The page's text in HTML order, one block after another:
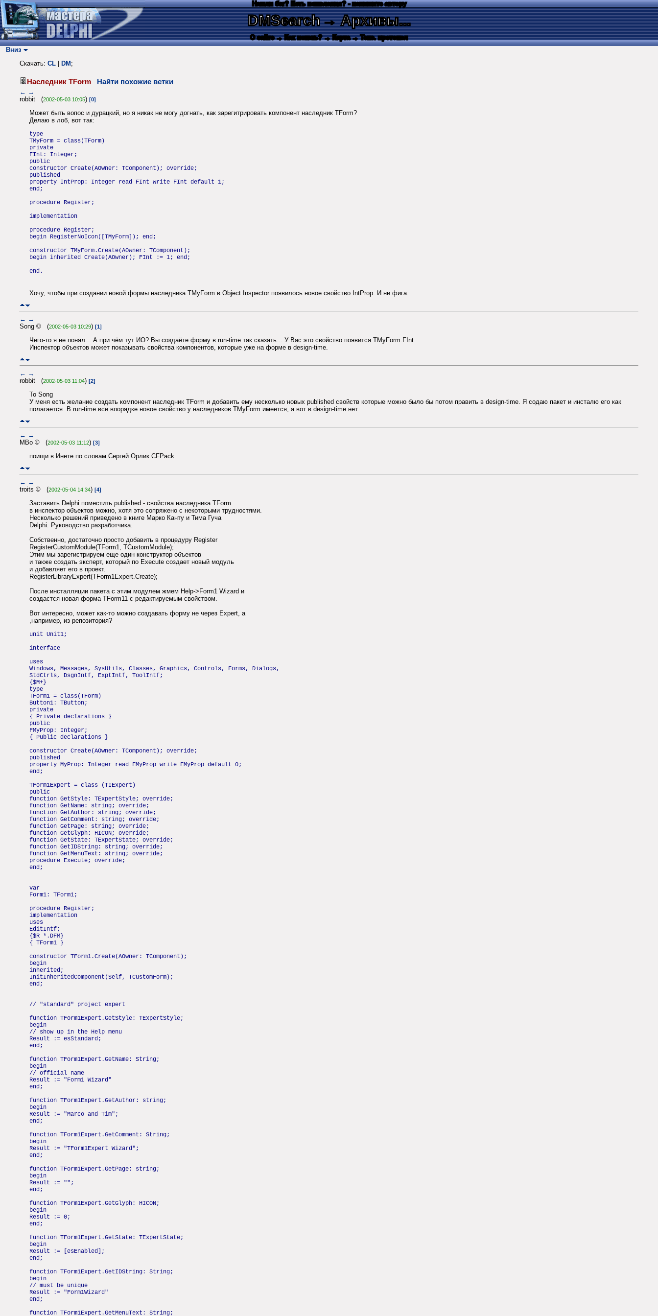
Нашли баг? Есть пожелания? - напишите автору
DMSearch→ Архивы...
О сайте → Как искать? → Карта → Текс. протокол
Вниз
Скачать: CL DM ;
Наследник TForm Найти похожие ветки
← →
robbit (2002-05-03 10:05) [0]
Может быть вопос и дурацкий, но я никак не могу догнать, как зарегитрировать компонент наследник TForm?
Делаю в лоб, вот так:
type
TMyForm = class(TForm)
private
FInt: Integer;
public
constructor Create(AOwner: TComponent); override;
published
property IntProp: Integer read FInt write FInt default 1;
end;
procedure Register;
implementation
procedure Register;
begin RegisterNoIcon([TMyForm]); end;
constructor TMyForm.Create(AOwner: TComponent);
begin inherited Create(AOwner); FInt := 1; end;
end.
Хочу, чтобы при создании новой формы наследника TMyForm в Object Inspector появилось новое свойство IntProp. И ни фига.
← →
Song © (2002-05-03 10:29) [1]
Чего-то я не понял... А при чём тут ИО? Вы создаёте форму в run-time так сказать... У Вас это свойство появится TMyForm.FInt
Инспектор объектов может показывать свойства компонентов, которые уже на форме в design-time.
← →
robbit (2002-05-03 11:04) [2]
To Song
У меня есть желание создать компонент наследник TForm и добавить ему несколько новых published свойств которые можно было бы потом править в design-time. Я содаю пакет и инсталю его как
полагается. В run-time все впорядке новое свойство у наследников TMyForm имеется, а вот в design-time нет.
← →
MBo © (2002-05-03 11:12) [3]
поищи в Инете по словам Сергей Орлик CFPack
← →
troits © (2002-05-04 14:34) [4]
Заставить Delphi поместить published - свойства наследника TForm
в инспектор объектов можно, хотя это сопряжено с некоторыми трудностями.
Несколько решений приведено в книге Марко Канту и Тима Гуча
Delphi. Руководство разработчика.
Собственно, достаточно просто добавить в процедуру Register
RegisterCustomModule(TForm1, TCustomModule);
Этим мы зарегистрируем еще один конструктор объектов
и также создать эксперт, который по Execute создает новый модуль
и добавляет его в проект.
RegisterLibraryExpert(TForm1Expert.Create);
После инсталляции пакета с этим модулем жмем Help->Form1 Wizard и
создастся новая форма TForm11 c редактируемым свойством.
Вот интересно, может как-то можно создавать форму не через Expert, а
,например, из репозитория?
unit Unit1;
interface
uses
Windows, Messages, SysUtils, Classes, Graphics, Controls, Forms, Dialogs,
StdCtrls, DsgnIntf, ExptIntf, ToolIntf;
{$M+}
type
TForm1 = class(TForm)
Button1: TButton;
private
{ Private declarations }
public
FMyProp: Integer;
{ Public declarations }
constructor Create(AOwner: TComponent); override;
published
property MyProp: Integer read FMyProp write FMyProp default 0;
end;
TForm1Expert = class (TIExpert)
public
function GetStyle: TExpertStyle; override;
function GetName: string; override;
function GetAuthor: string; override;
function GetComment: string; override;
function GetPage: string; override;
function GetGlyph: HICON; override;
function GetState: TExpertState; override;
function GetIDString: string; override;
function GetMenuText: string; override;
procedure Execute; override;
end;
var
Form1: TForm1;
procedure Register;
implementation
uses
EditIntf;
{$R *.DFM}
{ TForm1 }
constructor TForm1.Create(AOwner: TComponent);
begin
inherited;
InitInheritedComponent(Self, TCustomForm);
end;
// "standard" project expert
function TForm1Expert.GetStyle: TExpertStyle;
begin
// show up in the Help menu
Result := esStandard;
end;
function TForm1Expert.GetName: String;
begin
// official name
Result := "Form1 Wizard"
end;
function TForm1Expert.GetAuthor: string;
begin
Result := "Marco and Tim";
end;
function TForm1Expert.GetComment: String;
begin
Result := "TForm1Expert Wizard";
end;
function TForm1Expert.GetPage: string;
begin
Result := "";
end;
function TForm1Expert.GetGlyph: HICON;
begin
Result := 0;
end;
function TForm1Expert.GetState: TExpertState;
begin
Result := [esEnabled];
end;
function TForm1Expert.GetIDString: String;
begin
// must be unique
Result := "Form1Wizard"
end;
function TForm1Expert.GetMenuText: String;